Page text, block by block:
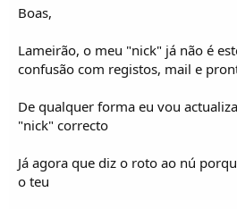
Boas,
Lameirão, o meu "nick" já não é
confusão com registos, mail e
De qualquer forma eu vou
"nick" correcto
Já agora que diz o roto ao nú
o teu